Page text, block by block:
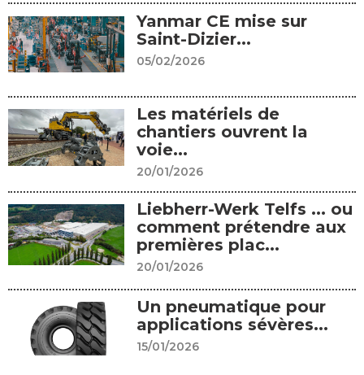
Yanmar CE mise sur
Saint-Dizier...
05/02/2026
Les matériels de
chantiers ouvrent la
voie...
20/01/2026
Liebherr-Werk Telfs ... ou
comment prétendre aux
premières plac...
20/01/2026
Un pneumatique pour
applications sévères...
15/01/2026